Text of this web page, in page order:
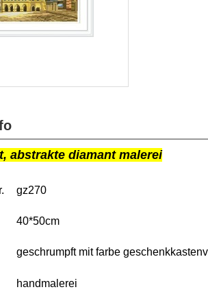
abstrakte diamant malerei
gz270
40*50cm
geschrumpft mit farbe
handmalerei